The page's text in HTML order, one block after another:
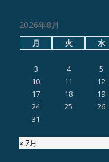
2026年8月
月 火 水
3
4 5
10
11 12
17
18 19
24
25 26
31
« 7月